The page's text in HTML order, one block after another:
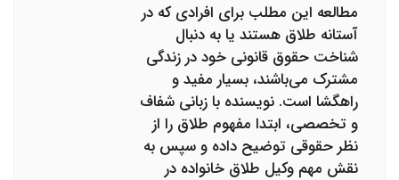
مطالعه این مطلب برای افرادی که در
آستانه طلاق هستند یا به دنبال
شناخت حقوق قانونی خود در زندگی
مشترک می‌باشند، بسیار مفید و
راهگشا است. نویسنده با زبانی شفاف
و تخصصی، ابتدا مفهوم طلاق را از
نظر حقوقی توضیح داده و سپس به
نقش مهم وکیل طلاق خانواده در